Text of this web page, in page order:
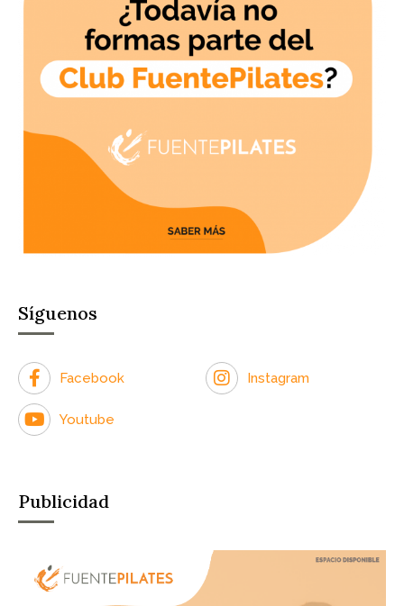
Síguenos
Facebook Instagram
Youtube
Publicidad